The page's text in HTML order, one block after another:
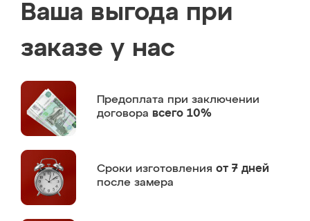
Ваша выгода при
заказе у нас
Предоплата при заключении
договора всего 10%
Сроки изготовления от 7 дней
после замера